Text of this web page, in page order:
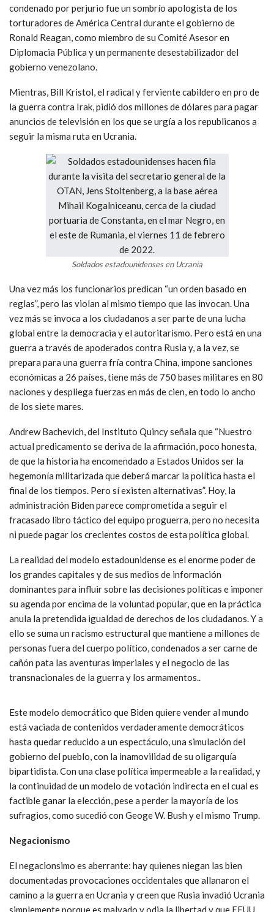
condenado por perjurio fue un sombrío apologista de los
torturadores de América Central durante el gobierno de
Ronald Reagan, como miembro de su Comité Asesor en
Diplomacia Pública y un permanente desestabilizador del
gobierno venezolano.
Mientras, Bill Kristol, el radical y ferviente cabildero en pro de
la guerra contra Irak, pidió dos millones de dólares para pagar
anuncios de televisión en los que se urgía a los republicanos a
seguir la misma ruta en Ucrania.
Soldados estadounidenses en Ucrania
Una vez más los funcionarios predican “un orden basado en
reglas”, pero las violan al mismo tiempo que las invocan. Una
vez más se invoca a los ciudadanos a ser parte de una lucha
global entre la democracia y el autoritarismo. Pero está en una
guerra a través de apoderados contra Rusia y, a la vez, se
prepara para una guerra fría contra China, impone sanciones
económicas a 26 países, tiene más de 750 bases militares en 80
naciones y despliega fuerzas en más de cien, en todo lo ancho
de los siete mares.
Andrew Bachevich, del Instituto Quincy señala que “Nuestro
actual predicamento se deriva de la afirmación, poco honesta,
de que la historia ha encomendado a Estados Unidos ser la
hegemonía militarizada que deberá marcar la política hasta el
final de los tiempos. Pero sí existen alternativas”. Hoy, la
administración Biden parece comprometida a seguir el
fracasado libro táctico del equipo proguerra, pero no necesita
ni puede pagar los crecientes costos de esta política global.
La realidad del modelo estadounidense es el enorme poder de
los grandes capitales y de sus medios de información
dominantes para influir sobre las decisiones políticas e imponer
su agenda por encima de la voluntad popular, que en la práctica
anula la pretendida igualdad de derechos de los ciudadanos. Y a
ello se suma un racismo estructural que mantiene a millones de
personas fuera del cuerpo político, condenados a ser carne de
cañón pata las aventuras imperiales y el negocio de las
transnacionales de la guerra y los armamentos..
Este modelo democrático que Biden quiere vender al mundo
está vaciada de contenidos verdaderamente democráticos
hasta quedar reducido a un espectáculo, una simulación del
gobierno del pueblo, con la inamovilidad de su oligarquía
bipartidista. Con una clase política impermeable a la realidad, y
la continuidad de un modelo de votación indirecta en el cual es
factible ganar la elección, pese a perder la mayoría de los
sufragios, como sucedió con Geoge W. Bush y el mismo Trump.
Negacionismo
El negacionsimo es aberrante: hay quienes niegan las bien
documentadas provocaciones occidentales que allanaron el
camino a la guerra en Ucrania y creen que Rusia invadió Ucrania
simplemente porque es malvado y odia la libertad y que EEUU